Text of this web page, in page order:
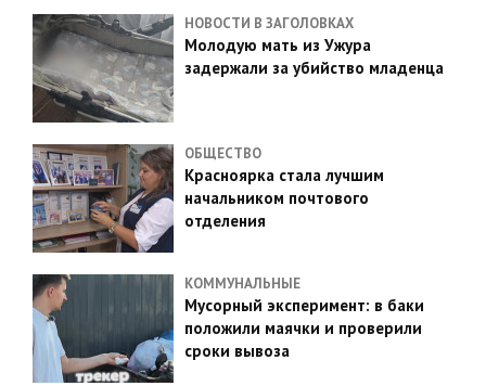
НОВОСТИ В ЗАГОЛОВКАХ
Молодую мать из Ужура
задержали за убийство младенца
ОБЩЕСТВО
Красноярка стала лучшим
начальником почтового
отделения
КОММУНАЛЬНЫЕ
Мусорный эксперимент: в баки
положили маячки и проверили
сроки вывоза